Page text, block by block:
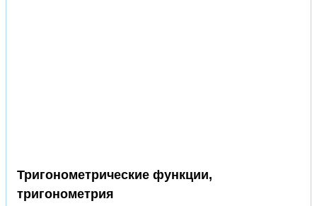
Тригонометрические функции,
тригонометрия